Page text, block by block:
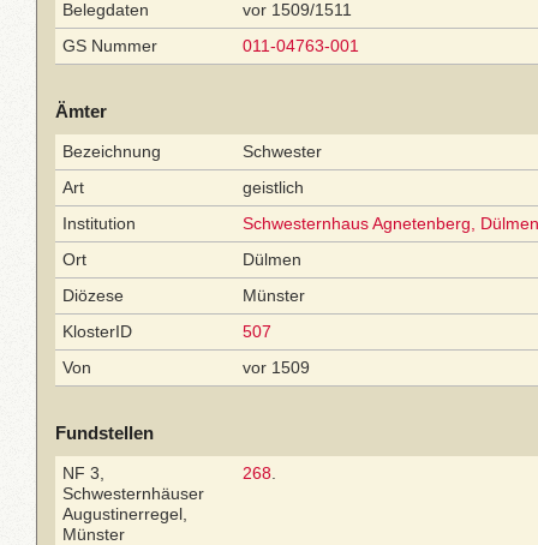
Belegdaten
vor 1509/1511
GS Nummer
011-04763-001
Ämter
Bezeichnung
Schwester
Art
geistlich
Institution
Schwesternhaus Agnetenberg, Dülmen
Ort
Dülmen
Diözese
Münster
KlosterID
507
Von
vor 1509
Fundstellen
NF 3,
Schwesternhäuser
Augustinerregel,
Münster
268